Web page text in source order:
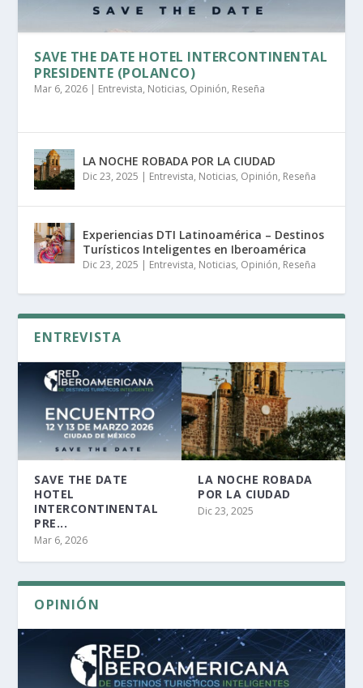
SAVE THE DATE HOTEL INTERCONTINENTAL
PRESIDENTE (POLANCO)
Mar 6, 2026 | Entrevista, Noticias, Opinión, Reseña
LA NOCHE ROBADA POR LA CIUDAD
Dic 23, 2025 | Entrevista, Noticias, Opinión, Reseña
Experiencias DTI Latinoamérica – Destinos
Turísticos Inteligentes en Iberoamérica
Dic 23, 2025 | Entrevista, Noticias, Opinión, Reseña
ENTREVISTA
SAVE THE DATE
HOTEL
INTERCONTINENTAL
PRE...
Mar 6, 2026
LA NOCHE ROBADA
POR LA CIUDAD
Dic 23, 2025
OPINIÓN